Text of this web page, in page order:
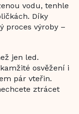
vodu, tenhle
Díky
proces výroby –
jen led.
osvěžení i
pár vteřin.
ztrácet